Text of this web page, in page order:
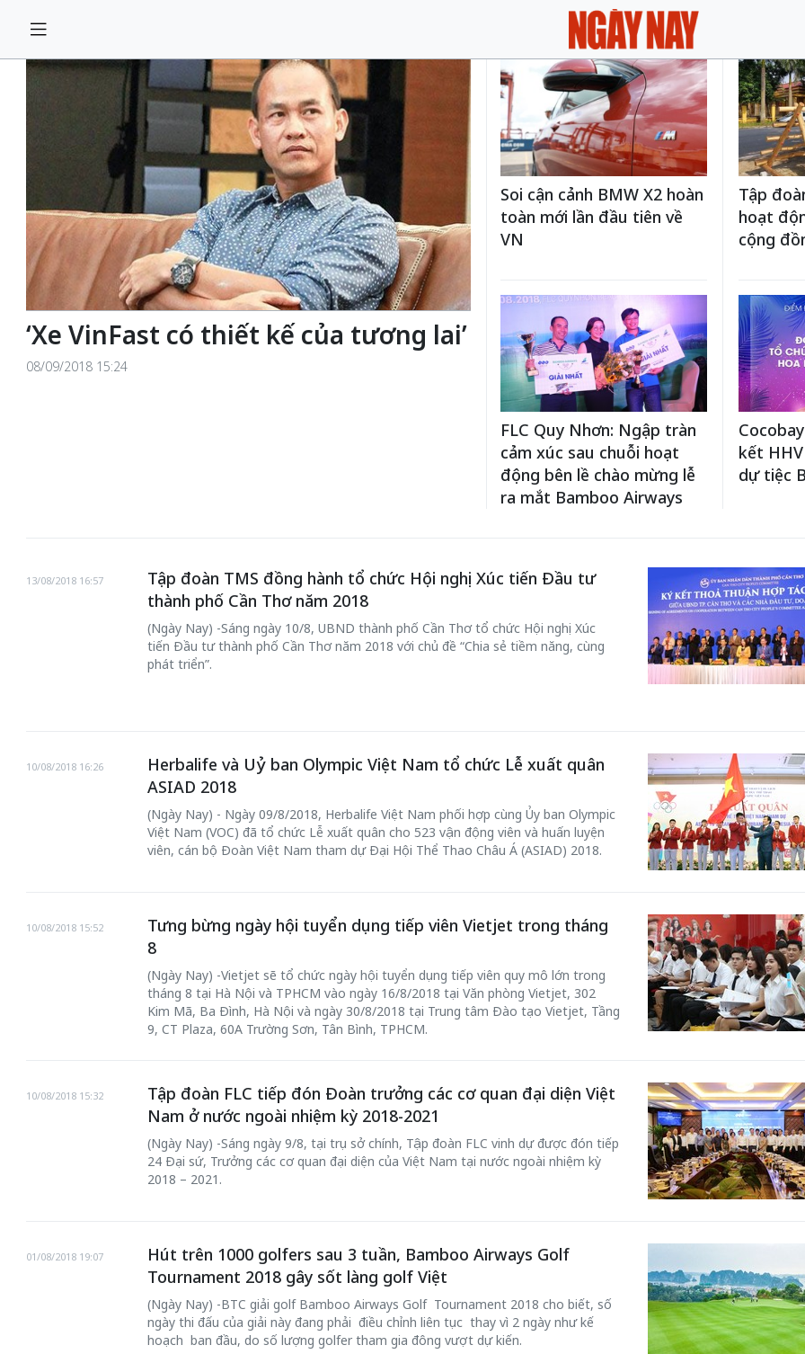
‘Xe VinFast có thiết kế của tương lai’
08/09/2018 15:24
Soi cận cảnh BMW X2 hoàn
toàn mới lần đầu tiên về
VN
Tập
hoạt
cộng
FLC Quy Nhơn: Ngập tràn
cảm xúc sau chuỗi hoạt
động bên lề chào mừng lễ
ra mắt Bamboo Airways
kết
dự tiệc
Tập đoàn TMS đồng hành tổ chức Hội nghị Xúc tiến Đầu tư
thành phố Cần Thơ năm 2018
13/08/2018 16:57
(Ngày Nay) -Sáng ngày 10/8, UBND thành phố Cần Thơ tổ chức Hội nghị Xúc
tiến Đầu tư thành phố Cần Thơ năm 2018 với chủ đề “Chia sẻ tiềm năng, cùng
phát triển”.
Herbalife và Uỷ ban Olympic Việt Nam tổ chức Lễ xuất quân
ASIAD 2018
10/08/2018 16:26
(Ngày Nay) - Ngày 09/8/2018, Herbalife Việt Nam phối hợp cùng Ủy ban Olympic
Việt Nam (VOC) đã tổ chức Lễ xuất quân cho 523 vận động viên và huấn luyện
viên, cán bộ Đoàn Việt Nam tham dự Đại Hội Thể Thao Châu Á (ASIAD) 2018.
Tưng bừng ngày hội tuyển dụng tiếp viên Vietjet trong tháng
8
10/08/2018 15:52
(Ngày Nay) -Vietjet sẽ tổ chức ngày hội tuyển dụng tiếp viên quy mô lớn trong
tháng 8 tại Hà Nội và TPHCM vào ngày 16/8/2018 tại Văn phòng Vietjet, 302
Kim Mã, Ba Đình, Hà Nội và ngày 30/8/2018 tại Trung tâm Đào tạo Vietjet, Tầng
9, CT Plaza, 60A Trường Sơn, Tân Bình, TPHCM.
Tập đoàn FLC tiếp đón Đoàn trưởng các cơ quan đại diện Việt
Nam ở nước ngoài nhiệm kỳ 2018-2021
10/08/2018 15:32
(Ngày Nay) -Sáng ngày 9/8, tại trụ sở chính, Tập đoàn FLC vinh dự được đón tiếp
24 Đại sứ, Trưởng các cơ quan đại diện của Việt Nam tại nước ngoài nhiệm kỳ
2018 – 2021.
Hút trên 1000 golfers sau 3 tuần, Bamboo Airways Golf
Tournament 2018 gây sốt làng golf Việt
01/08/2018 19:07
(Ngày Nay) -BTC giải golf Bamboo Airways Golf Tournament 2018 cho biết, số
ngày thi đấu của giải này đang phải điều chỉnh liên tục thay vì 2 ngày như kế
hoạch ban đầu, do số lượng golfer tham gia đông vượt dự kiến.
của những chiếc
trên không gian
Bắc Biên - Giữ một
làng ven sông Hồng
Hà Nội vững bước vào
lăng kính số hóa
50 năm Việt Nam gia
nhập UNESCO: Khơi
nguồn nội lực văn hóa,
làm nên diện mạo mới
50 năm Việt Nam gia
nhập UNESCO: Khơi
nguồn nội lực văn hóa,
quốc tế bằng bản lĩnh
50 năm Việt
nhập
nguồn nội lực
định hình vị
quyết định